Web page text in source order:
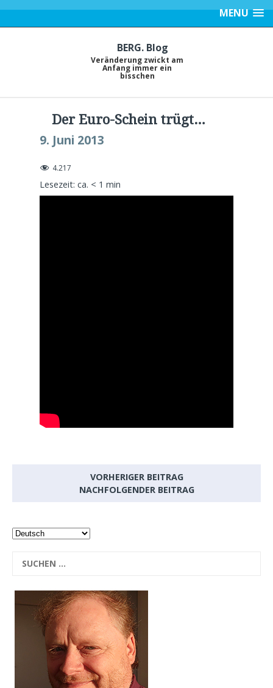
MENU
BERG. Blog
Veränderung zwickt am
Anfang immer ein
bisschen
Der Euro-Schein trügt…
9. Juni 2013
4.217
Lesezeit: ca. < 1 min
VORHERIGER BEITRAG
NACHFOLGENDER BEITRAG